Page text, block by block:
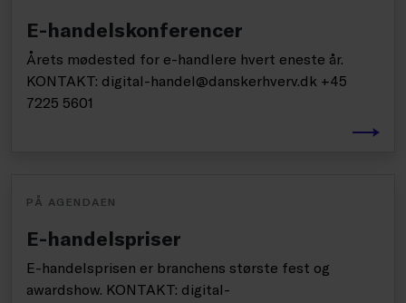
E-handelskonferencer
Årets mødested for e-handlere hvert eneste år.
KONTAKT: digital-handel@danskerhverv.dk +45
7225 5601
PÅ AGENDAEN
E-handelspriser
E-handelsprisen er branchens største fest og
awardshow. KONTAKT: digital-